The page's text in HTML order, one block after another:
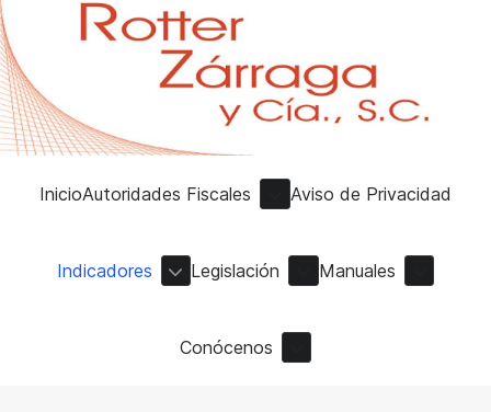
InicioAutoridades Fiscales Aviso de Privacidad
Indicadores Legislación Manuales
Conócenos